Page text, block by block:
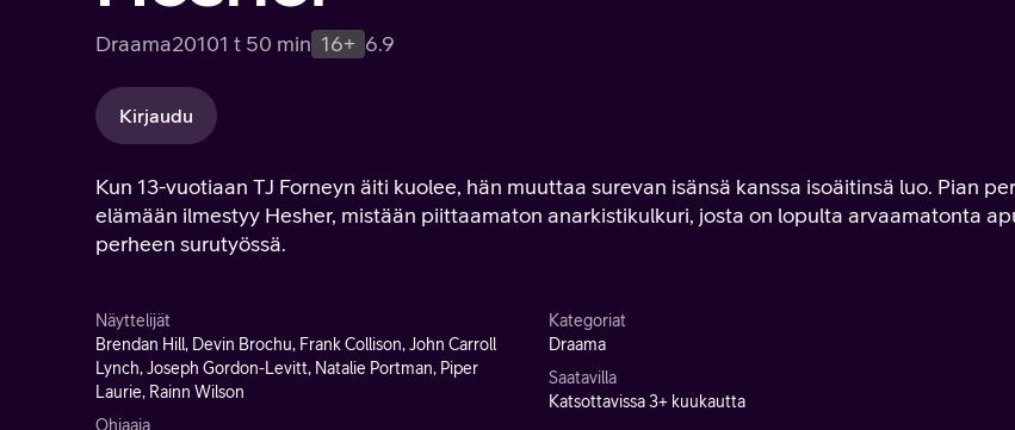
Draama20101 t 50 min 16+ 6.9
Kirjaudu
Kun 13-vuotiaan TJ Forneyn äiti kuolee, hän muuttaa surevan isänsä kanssa isoäitinsä luo. Pian
elämään ilmestyy Hesher, mistään piittaamaton anarkistikulkuri, josta on lopulta arvaamatonta
perheen surutyössä.
Näyttelijät
Brendan Hill, Devin Brochu, Frank Collison, John Carroll
Lynch, Joseph Gordon-Levitt, Natalie Portman, Piper
Laurie, Rainn Wilson
Ohjaaja
Kategoriat
Draama
Saatavilla
Katsottavissa 3+ kuukautta